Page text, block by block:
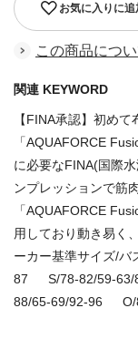
お気に入りに追
この商品につ
関連 KEYWORD
【FINA承認】初め
「AQUAFORCE
に必要なFINA(国際
ンプレッションで筋
「AQUAFORCE
用しており動き易
ーカー基準サイズ/
87 S/78-82/59-
88/65-69/92-96 O/